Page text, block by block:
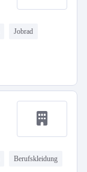
Jobrad
Berufskleidung